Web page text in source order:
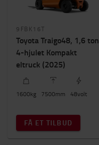
9FBK16T
Toyota Traigo48, 1,6 ton
4-hjulet Kompakt
eltruck (2025)
1600kg 7500mm 48volt
FÅ ET TILBUD